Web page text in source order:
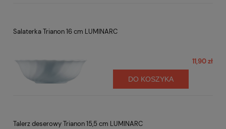
Salaterka Trianon 16 cm LUMINARC
11,90 zł
DO KOSZYKA
Talerz deserowy Trianon 15,5 cm LUMINARC